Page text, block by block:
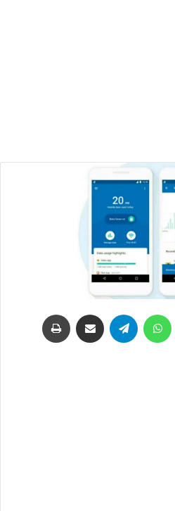
لينكدإن واتساب تيلقرام مشاركة عبر البريد